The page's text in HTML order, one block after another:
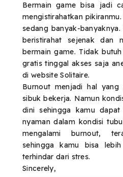
Bermain game bisa jadi
mengistirahatkan
sedang banyak-
beristirahat sejenak dan
bermain game. Tidak
gratis tinggal akses saja
di website Solitaire.
Burnout menjadi hal
sibuk bekerja. Namun
dini sehingga kamu
nyaman dalam kondisi
mengalami burnout,
sehingga kamu bisa
terhindar dari stres.
Sincerely,